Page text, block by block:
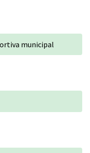
municipal